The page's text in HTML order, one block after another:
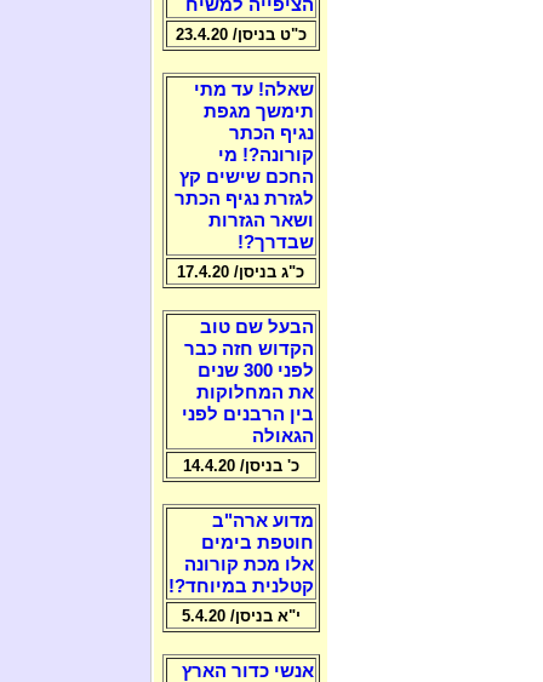
הציפייה למשיח
כ"ט בניסן/ 23.4.20
שאלה! עד מתי
תימשך מגפת
נגיף הכתר
קורונה?! מי
החכם שישים קץ
לגזרת נגיף הכתר
ושאר הגזרות
שבדרך?!
כ"ג בניסן/ 17.4.20
הבעל שם טוב
הקדוש חזה כבר
לפני 300 שנים
את המחלוקות
בין הרבנים לפני
הגאולה
כ' בניסן/ 14.4.20
מדוע ארה"ב
חוטפת בימים
אלו מכת קורונה
קטלנית במיוחד?!
י"א בניסן/ 5.4.20
אנשי כדור הארץ